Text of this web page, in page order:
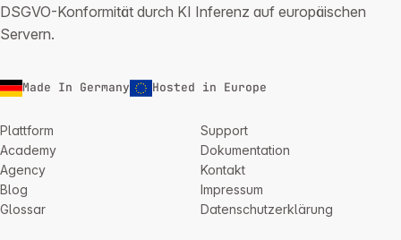
DSGVO-Konformität durch KI Inferenz auf europäischen
Servern.
Made In Germany Hosted in Europe
Plattform
Academy
Agency
Blog
Glossar
Support
Dokumentation
Kontakt
Impressum
Datenschutzerklärung